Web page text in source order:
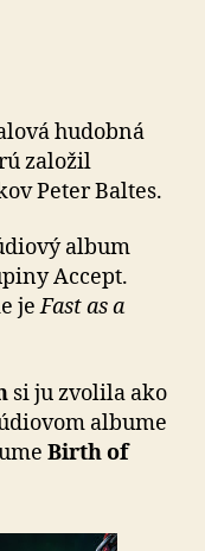
hudobná
založil
Peter Baltes.
album
Accept.
jeFast as a
si ju zvolila ako
albume
Birth of